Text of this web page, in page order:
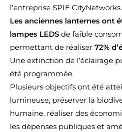
l’entreprise SPIE CityNetworks.
Les anciennes lanternes ont
lampes LEDS de faible
permettant de réaliser 72%
Une extinction de l’éclairage
été programmée.
Plusieurs objectifs ont été
lumineuse, préserver la
humaine, réaliser des
les dépenses publiques et